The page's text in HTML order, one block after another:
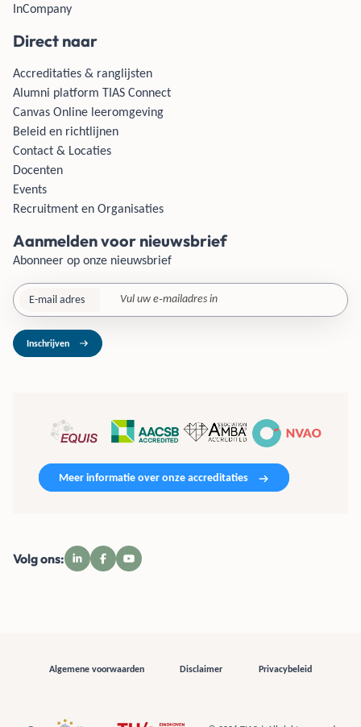
InCompany
Direct naar
Accreditaties & ranglijsten
Alumni platform TIAS Connect
Canvas Online leeromgeving
Beleid en richtlijnen
Contact & Locaties
Docenten
Events
Recruitment en Organisaties
Aanmelden voor nieuwsbrief
Abonneer op onze nieuwsbrief
E-mail adres
Inschrijven
Meer informatie over onze accreditaties
Volg ons:
Algemene voorwaarden Disclaimer Privacybeleid